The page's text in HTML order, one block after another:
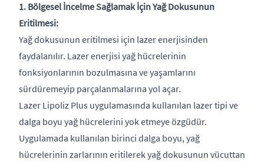
1. Bölgesel İncelme Sağlamak İçin Yağ Dokusunun
Eritilmesi:
Yağ dokusunun eritilmesi için lazer enerjisinden
faydalanılır. Lazer enerjisi yağ hücrelerinin
fonksiyonlarının bozulmasına ve yaşamlarını
sürdüremeyip parçalanmalarına yol açar.
Lazer Lipoliz Plus uygulamasında kullanılan lazer tipi ve
dalga boyu yağ hücrelerini yok etmeye özgüdür.
Uygulamada kullanılan birinci dalga boyu, yağ
hücrelerinin zarlarının eritilerek yağ dokusunun vücuttan